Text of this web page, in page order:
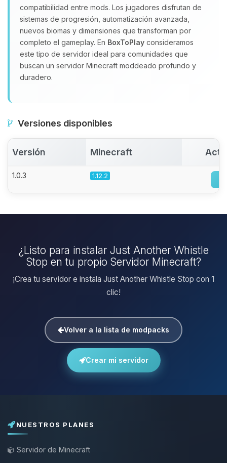
compatibilidad entre mods. Los jugadores disfrutan de
sistemas de progresión, automatización avanzada,
nuevos biomas y dimensiones que transforman por
completo el gameplay. En BoxToPlay consideramos
este tipo de servidor ideal para comunidades que
buscan un servidor Minecraft moddeado profundo y
duradero.
Versiones disponibles
Versión Minecraft
1.0.3 1.12.2
¿Listo para instalar Just Another Whistle
Stop en tu propio Servidor Minecraft?
¡Crea tu servidor e instala Just Another Whistle Stop con 1
clic!
Volver a la lista de modpacks
Crear mi servidor
NUESTROS PLANES
Servidor de Minecraft
07/08/2026 12:18